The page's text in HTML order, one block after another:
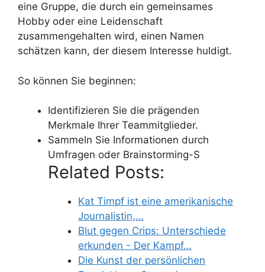
eine Gruppe, die durch ein gemeinsames
Hobby oder eine Leidenschaft
zusammengehalten wird, einen Namen
schätzen kann, der diesem Interesse huldigt.
So können Sie beginnen:
Identifizieren Sie die prägenden
Merkmale Ihrer Teammitglieder.
Sammeln Sie Informationen durch
Umfragen oder Brainstorming-S
Related Posts:
Kat Timpf ist eine amerikanische
Journalistin,…
Blut gegen Crips: Unterschiede
erkunden - Der Kampf…
Die Kunst der persönlichen